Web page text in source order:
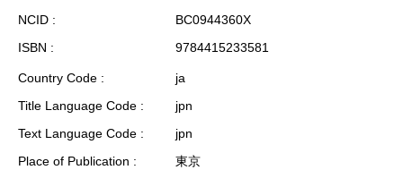
NCID
BC0944360X
ISBN
9784415233581
Country Code
ja
Title Language Code
jpn
Text Language Code
jpn
Place of Publication
東京